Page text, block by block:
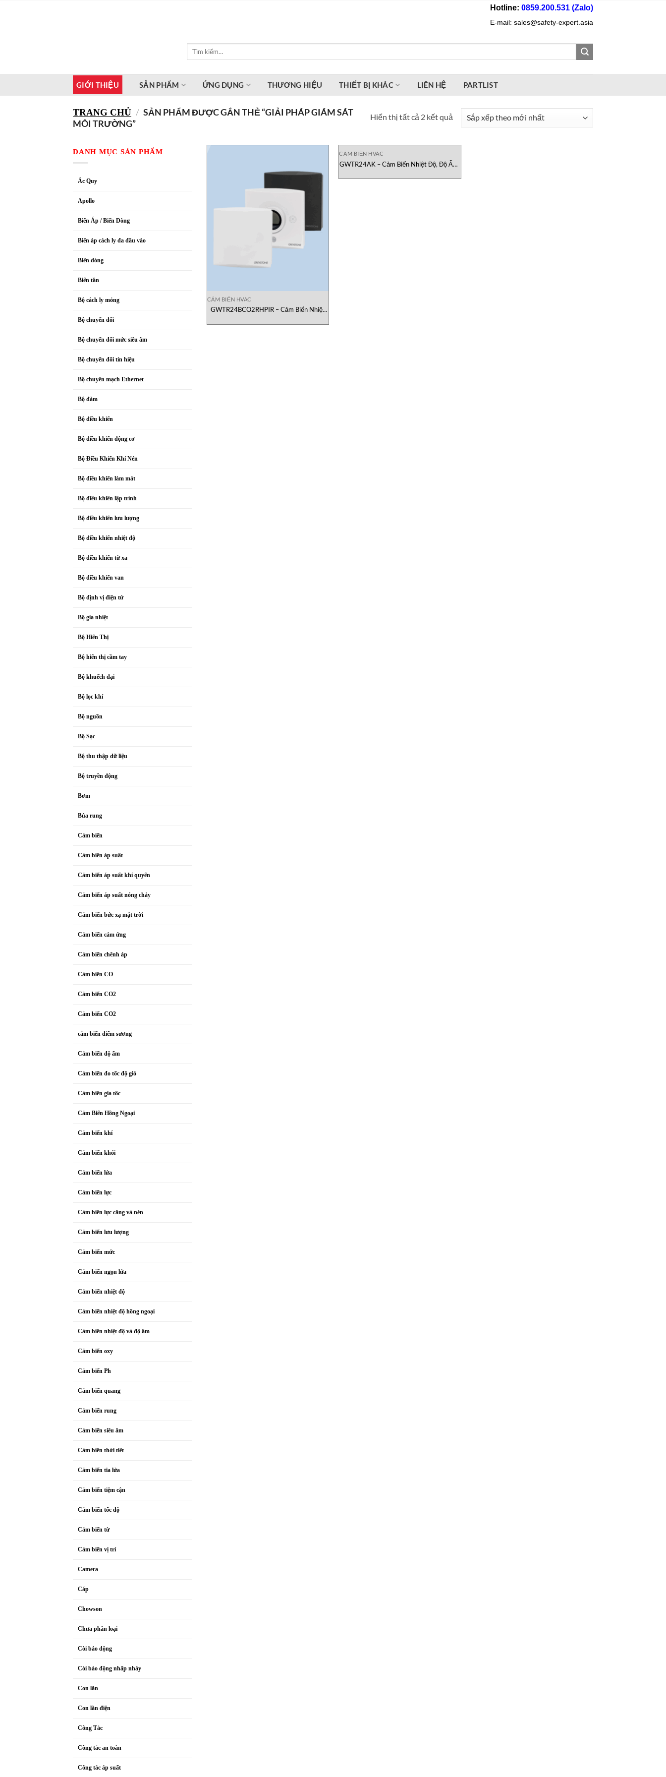
Hotline: 0859.200.531 (Zalo)
E-mail: sales@safety-expert.asia
GIỚI THIỆU SẢN PHẨM ỨNG DỤNG THƯƠNG HIỆU THIẾT BỊ KHÁC LIÊN HỆ PARTLIST
TRANG CHỦ / SẢN PHẨM ĐƯỢC GẮN THẺ “GIẢI PHÁP GIÁM SÁT
MÔI TRƯỜNG”
Hiển thị tất cả 2 kết quảĐã
sắp
mới
nhất
DANH MỤC SẢN PHẨM
Ác Quy
Apollo
Biến Áp / Biến Dòng
Biến áp cách ly đa đầu vào
Biến dòng
Biến tần
Bộ cách ly mỏng
Bộ chuyển đổi
Bộ chuyển đổi mức siêu âm
Bộ chuyển đổi tín hiệu
Bộ chuyển mạch Ethernet
Bộ đàm
Bộ điều khiển
Bộ điều khiển động cơ
Bộ Điều Khiển Khí Nén
Bộ điều khiển làm mát
Bộ điều khiển lập trình
Bộ điều khiển lưu lượng
Bộ điều khiển nhiệt độ
Bộ điều khiển từ xa
Bộ điều khiển van
Bộ định vị điện tử
Bộ gia nhiệt
Bộ Hiển Thị
Bộ hiển thị cầm tay
Bộ khuếch đại
Bộ lọc khí
Bộ nguồn
Bộ Sạc
Bộ thu thập dữ liệu
Bộ truyền động
Bơm
Búa rung
Cảm biến
Cảm biến áp suất
Cảm biến áp suất khí quyển
Cảm biến áp suất nóng chảy
Cảm biến bức xạ mặt trời
Cảm biến cảm ứng
Cảm biến chênh áp
Cảm biến CO
Cảm biến CO2
Cảm biến CO2
cảm biến điểm sương
Cảm biến độ ẩm
Cảm biến đo tốc độ gió
Cảm biến gia tốc
Cảm Biến Hồng Ngoại
Cảm biến khí
Cảm biến khói
Cảm biến lửa
Cảm biến lực
Cảm biến lực căng và nén
Cảm biến lưu lượng
Cảm biến mức
Cảm biến ngọn lửa
Cảm biến nhiệt độ
Cảm biến nhiệt độ hồng ngoại
Cảm biến nhiệt độ và độ ẩm
Cảm biến oxy
Cảm biến Ph
Cảm biến quang
Cảm biến rung
Cảm biến siêu âm
Cảm biến thời tiết
Cảm biến tia lửa
Cảm biến tiệm cận
Cảm biến tốc độ
Cảm biến từ
Cảm biến vị trí
Camera
Cáp
Chowson
Chưa phân loại
Còi báo dộng
Còi báo động nhấp nháy
Con lăn
Con lăn điện
Công Tắc
Công tắc an toàn
Công tắc áp suất
CẢM BIẾN HVAC
GWTR24BCO2RHPIR – Cảm Biến Nhiệt
Việt Nam
CẢM BIẾN HVAC
GWTR24AK – Cảm Biến Nhiệt Độ, Độ Ẩm,